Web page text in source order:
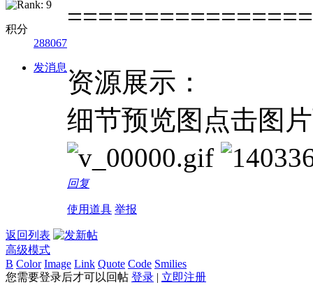
积分
288067
发消息 资源展示：
细节预览图点击图
回复
使用道具 举报
返回列表
高级模式
B Color Image Link Quote Code Smilies
您需要登录后才可以回帖 登录 | 立即注册